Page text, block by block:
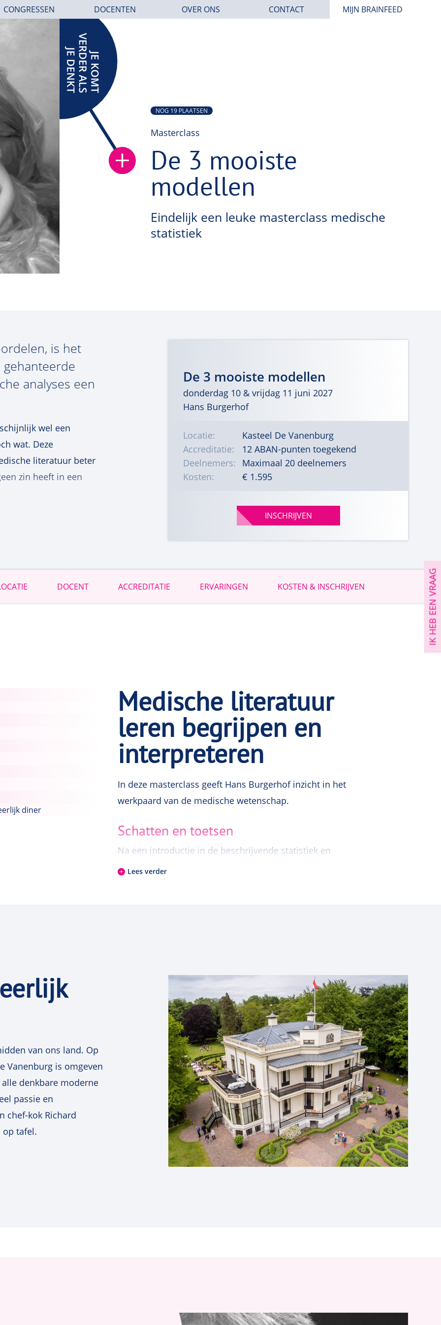
CONGRESSEN DOCENTEN OVER ONS CONTACT MIJN BRAINFEED
NOG 19 PLAATSEN
Masterclass
De 3 mooiste
modellen
Eindelijk een leuke masterclass medische
statistiek
is het
analyses een
wel een
wat. Deze
literatuur beter
zin heeft in een
bevindingen of
voldoende houdbaar
om u op
wijze door het
aan de hand, laat u
laten zien.
De 3 mooiste modellen
donderdag 10 & vrijdag 11 juni 2027
Hans Burgerhof
Locatie:
Kasteel De Vanenburg
Accreditatie:
12 ABAN-punten toegekend
Deelnemers:
Maximaal 20 deelnemers
Kosten:
€ 1.595
INSCHRIJVEN
DOCENT ACCREDITATIE ERVARINGEN KOSTEN & INSCHRIJVEN
diner
Medische literatuur
leren begrijpen en
interpreteren
In deze masterclass geeft Hans Burgerhof inzicht in het
werkpaard van de medische wetenschap.
Schatten en toetsen
Na een introductie in de beschrijvende statistiek en
kansrekening, nemen we een kijkje in de praktijk van
Aan de hand van verschillende medisch
wetenschappelijke publicaties en reële datasets nemen
we de drie meest gebruikte regressiemodellen onder de
loep. Wanneer gebruiken we lineaire regressie en hoe
interpreteren we de resultaten? Wanneer gebruiken we
een logistische regressie en hoe is dit gerelateerd aan
een odds ratio? Hoe komt in survival analyse een Kaplan-
Meier curve tot stand en wat betekenen de coëfficiënten
van een Cox regressie?
Deze onderwerpen behandelt Hans Burgerhof in deze
tweedaagse masterclass:
Lees verder
van ons land. Op
Vanenburg is omgeven
denkbare moderne
passie en
chef-kok Richard
op tafel.
IK HEB EEN VRAAG